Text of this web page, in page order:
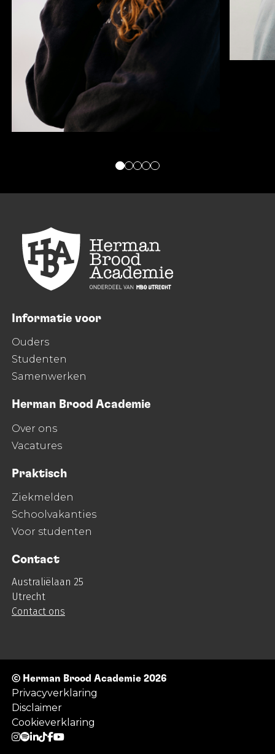
Informatie voor
Ouders
Studenten
Samenwerken
Herman Brood Academie
Over ons
Vacatures
Praktisch
Ziekmelden
Schoolvakanties
Voor studenten
Contact
Australiëlaan 25
Utrecht
Contact ons
© Herman Brood Academie 2026
Privacyverklaring
Disclaimer
Cookieverklaring
Ga naar Instagram
Ga naar Spotify
Ga naar LinkedIn
Ga naar TikTok
Ga naar Facebook
Ga naar YouTube